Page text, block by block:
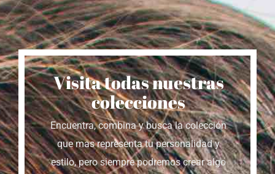
Visita todas nuestras
colecciones
Encuentra, combina y busca la colección
que mas representa tu personalidad y
estilo, pero siempre podremos crear algo